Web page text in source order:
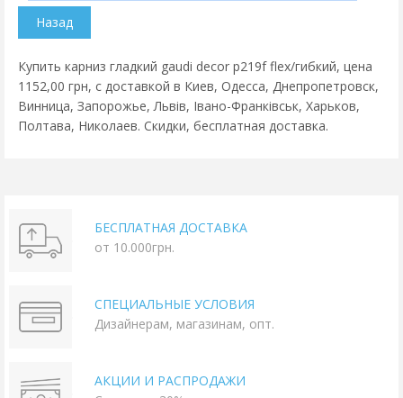
Купить карниз гладкий gaudi decor p219f flex/гибкий, цена
1152,00 грн, с доставкой в Киев, Одесса, Днепропетровск,
Винница, Запорожье, Львів, Івано-Франківськ, Харьков,
Полтава, Николаев. Скидки, бесплатная доставка.
БЕСПЛАТНАЯ ДОСТАВКА
от 10.000грн.
СПЕЦИАЛЬНЫЕ УСЛОВИЯ
Дизайнерам, магазинам, опт.
АКЦИИ И РАСПРОДАЖИ